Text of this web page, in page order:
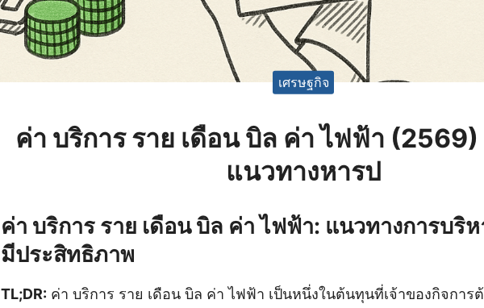
เศรษฐกิจ
ค่า บริการ ราย เดือน บิล ค่า ไฟฟ้า
แนวทางหารป
ค่า บริการ ราย เดือน บิล ค่า ไฟฟ้า: แนวทางการบริ
มีประสิทธิภาพ
TL;DR: ค่า บริการ ราย เดือน บิล ค่า ไฟฟ้า เป็นหนึ่งในต้นทุนที่เจ้าของกิจการ